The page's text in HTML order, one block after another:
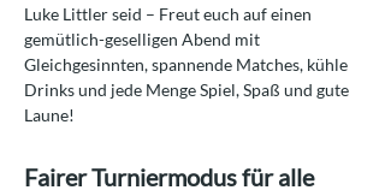
Luke Littler seid – Freut euch auf einen
gemütlich-geselligen Abend mit
Gleichgesinnten, spannende Matches, kühle
Drinks und jede Menge Spiel, Spaß und gute
Laune!
Fairer Turniermodus für alle